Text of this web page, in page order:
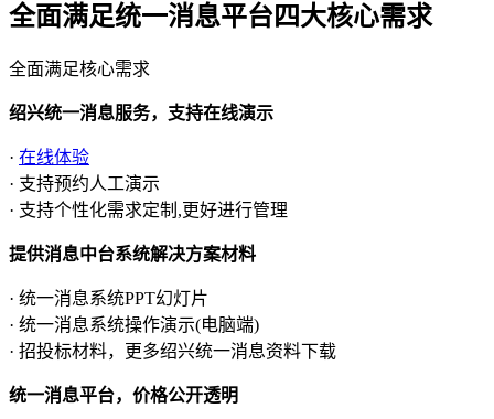
全面满足统一消息平台四大核心需求
全面满足核心需求
绍兴统一消息服务，支持在线演示
· 在线体验
· 支持预约人工演示
· 支持个性化需求定制,更好进行管理
提供消息中台系统解决方案材料
· 统一消息系统PPT幻灯片
· 统一消息系统操作演示(电脑端)
· 招投标材料，更多绍兴统一消息资料下载
统一消息平台，价格公开透明